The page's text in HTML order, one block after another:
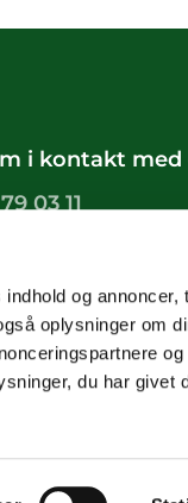
og
oplysninger om
du har givet
i kontakt med
03 11